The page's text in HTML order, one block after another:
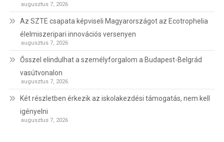
augusztus 7, 2026
Az SZTE csapata képviseli Magyarországot az Ecotrophelia
élelmiszeripari innovációs versenyen
augusztus 7, 2026
Ősszel elindulhat a személyforgalom a Budapest-Belgrád
vasútvonalon
augusztus 7, 2026
Két részletben érkezik az iskolakezdési támogatás, nem kell
igényelni
augusztus 7, 2026